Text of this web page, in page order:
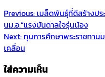
Previous: เมล็ดพันธุ์ที่ดีสร้างปร
นม.อ.”แรงบันดาลใจรุ่นน้อง
Next: ทุนการศึกษาพระราชทาน
เคลื่อน
ใส่ความเห็น